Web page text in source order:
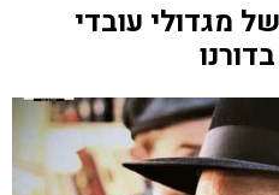
מגדולי עובדי